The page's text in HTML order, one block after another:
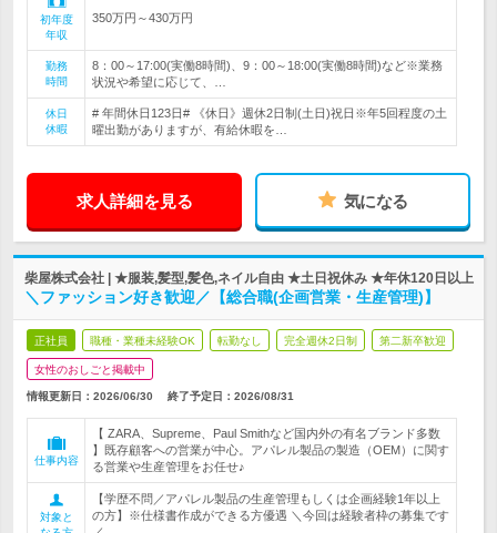
初年度
年収
350万円～430万円
勤務
時間
8：00～17:00(実働8時間)、9：00～18:00(実働8時間)など※業務
状況や希望に応じて、…
休日
休暇
# 年間休日123日# 《休日》週休2日制(土日)祝日※年5回程度の土
曜出勤がありますが、有給休暇を…
求人詳細を見る 気になる
柴屋株式会社 | ★服装,髪型,髪色,ネイル自由 ★土日祝休み ★年休120日以上
＼ファッション好き歓迎／【総合職(企画営業・生産管理)】
正社員 職種・業種未経験OK 転勤なし 完全週休2日制 第二新卒歓迎
女性のおしごと掲載中
情報更新日：2026/06/30 終了予定日： 2026/08/31
仕事内容
【 ZARA、Supreme、Paul Smithなど国内外の有名ブランド多数
】既存顧客への営業が中心。アパレル製品の製造（OEM）に関す
る営業や生産管理をお任せ♪
対象と
【学歴不問／アパレル製品の生産管理もしくは企画経験1年以上
の方】※仕様書作成ができる方優遇 ＼今回は経験者枠の募集です